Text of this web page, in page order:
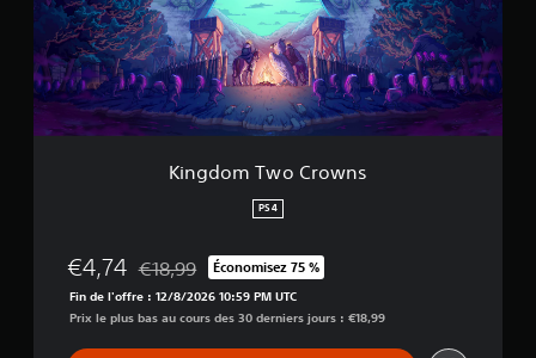
m
w
o
C
o
Kingdom Two Crowns
PS4
€4,74 Remise par rapport au prix d'origine de €18,99
€18,99 Économisez 75 %
Fin de l'offre : 12/8/2026 10:59 PM UTC
Prix le plus bas au cours des 30 derniers jours : €18,99